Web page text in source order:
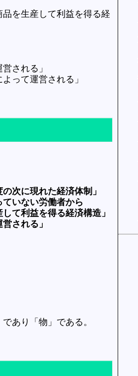
産して利益を得る経
される」
って運営される」
次に現れた経済体制」
いない労働者から
利益を得る経済構造」
される」
あり「物」である。